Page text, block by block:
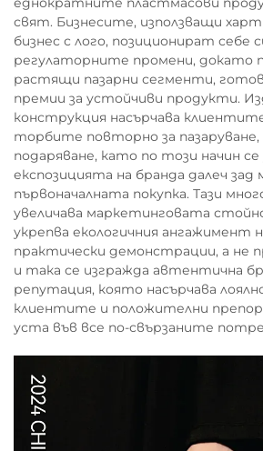
свят. Бизнесите, използващи
бизнес с лого, позиционират себе
регулаторните промени, докато
растящи пазарни сегменти,
премии за устойчиви продукти.
конструкция насърчава
торбите повторно за пазаруване,
подаряване, като по този начин се
експозицията на бранда далеч
първоначалната покупка. Тази
увеличава маркетинговата
укрепва екологичния ангажимент
практически демонстрации, а не
и така се изгражда автентична
репутация, която насърчава
клиентите и положителни
уста във все по-свързаните